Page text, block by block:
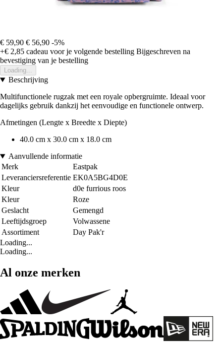
€ 59,90 € 56,90 -5%
+€ 2,85 cadeau voor je volgende bestelling Bijgeschreven na
bevestiging van je bestelling
Loading...
Beschrijving
Multifunctionele rugzak met een royale opbergruimte. Ideaal voor
dagelijks gebruik dankzij het eenvoudige en functionele ontwerp.
Afmetingen (Lengte x Breedte x Diepte)
40.0 cm x 30.0 cm x 18.0 cm
Aanvullende informatie
Merk
Eastpak
Leveranciersreferentie EK0A5BG4D0E
Kleur
d0e furrious roos
Kleur
Roze
Geslacht
Gemengd
Leeftijdsgroep
Volwassene
Assortiment
Day Pak'r
Loading...
Loading...
Al onze merken